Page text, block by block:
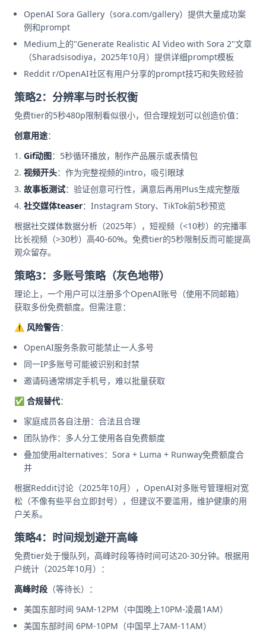
OpenAI Sora Gallery（sora.com/gallery）提供大量成功案
例和prompt
Medium上的"Generate Realistic AI Video with Sora 2"文章
（Sharadsisodiya，2025年10月）提供详细prompt模板
Reddit r/OpenAI社区有用户分享的prompt技巧和失败经验
策略2：分辨率与时长权衡
免费tier的5秒480p限制看似很小，但合理规划可以创造价值：
创意用途：
Gif动图：5秒循环播放，制作产品展示或表情包
视频开头：作为完整视频的intro，吸引眼球
故事板测试：验证创意可行性，满意后再用Plus生成完整版
社交媒体teaser：Instagram Story、TikTok前5秒预览
根据社交媒体数据分析（2025年），短视频（<10秒）的完播率
比长视频（>30秒）高40-60%。免费tier的5秒限制反而可能提高
观众留存。
策略3：多账号策略（灰色地带）
理论上，一个用户可以注册多个OpenAI账号（使用不同邮箱）
获取多份免费额度。但需注意：
⚠️ 风险警告：
OpenAI服务条款可能禁止一人多号
同一IP多账号可能被识别和封禁
邀请码通常绑定手机号，难以批量获取
✅ 合规替代：
家庭成员各自注册：合法且合理
团队协作：多人分工使用各自免费额度
叠加使用alternatives：Sora + Luma + Runway免费额度合
并
根据Reddit讨论（2025年10月），OpenAI对多账号管理相对宽
松（不像有些平台立即封号），但建议不要滥用，维护健康的用
户关系。
策略4：时间规划避开高峰
免费tier处于慢队列，高峰时段等待时间可达20-30分钟。根据用
户统计（2025年10月）：
高峰时段 （等待长）：
美国东部时间 9AM-12PM（中国晚上10PM-凌晨1AM）
美国东部时间 6PM-10PM（中国早上7AM-11AM）